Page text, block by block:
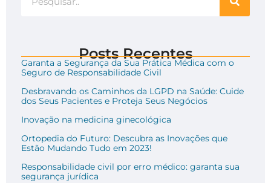
Posts Recentes
Garanta a Segurança da Sua Prática Médica com o
Seguro de Responsabilidade Civil
Desbravando os Caminhos da LGPD na Saúde: Cuide
dos Seus Pacientes e Proteja Seus Negócios
Inovação na medicina ginecológica
Ortopedia do Futuro: Descubra as Inovações que
Estão Mudando Tudo em 2023!
Responsabilidade civil por erro médico: garanta sua
segurança jurídica